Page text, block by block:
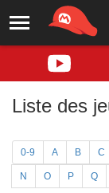
Liste des
0-9 A B C
N O P Q